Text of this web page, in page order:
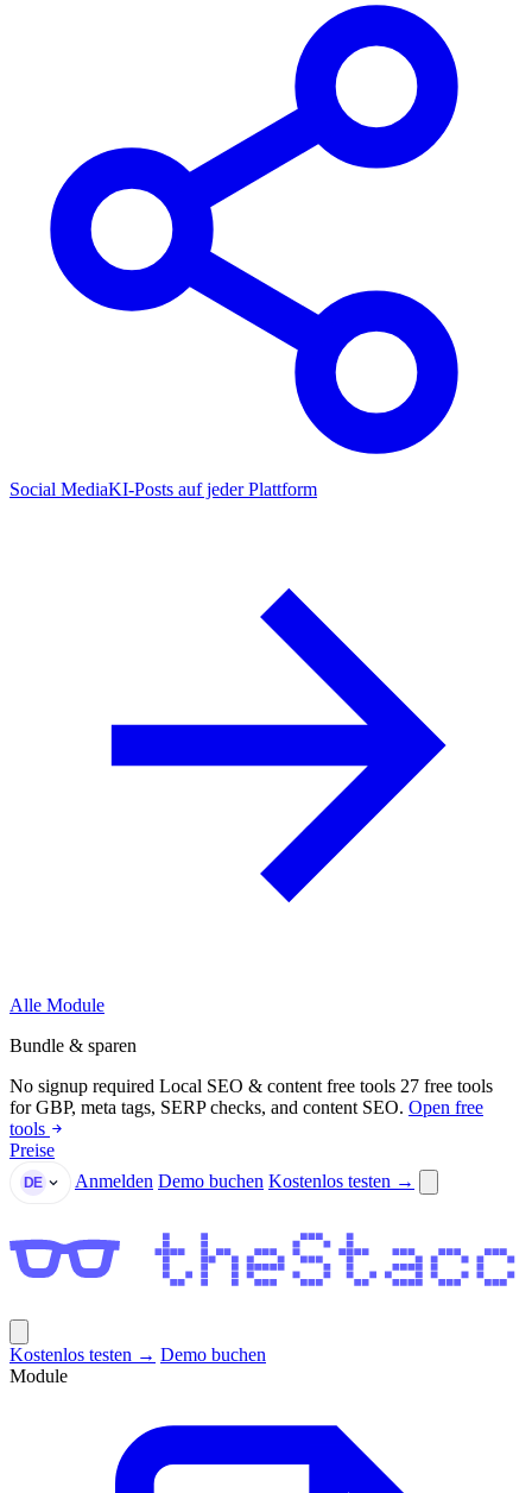
Social MediaKI-Posts auf jeder Plattform
Alle Module
Bundle & sparen
No signup required Local SEO & content free tools 27 free tools
for GBP, meta tags, SERP checks, and content SEO. Open free
tools
Preise
DE Anmelden Demo buchen Kostenlos testen →
Kostenlos testen → Demo buchen
Module